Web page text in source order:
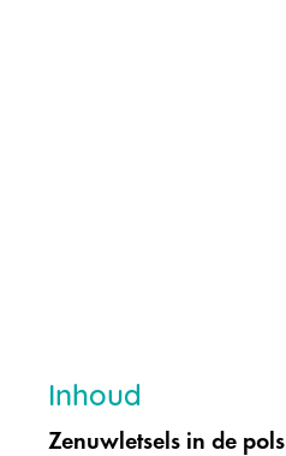
Inhoud
Zenuwletsels in de pols